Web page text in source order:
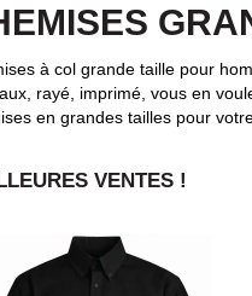
à col grande taille pour
rayé, imprimé, vous en
en grandes tailles pour
VENTES !